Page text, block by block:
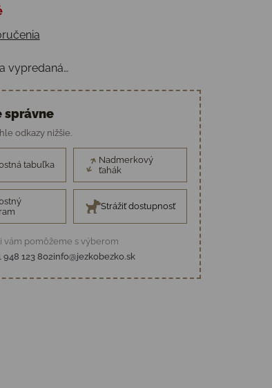
vypredaná…
správne
odkazy nižšie.
tabuľka
Nadmerkový
ťahák
Strážiť dostupnosť
vám pomôžeme s výberom
948 123 802info@jezkobezko.sk